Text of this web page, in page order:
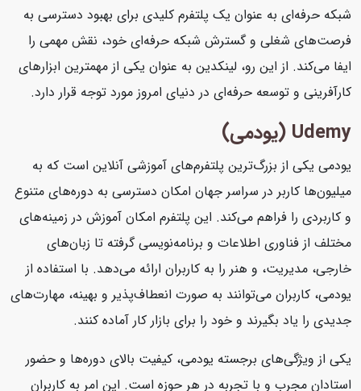
شبکه حرفه‌ای به عنوان یک پلتفرم کلیدی برای بهبود دسترسی به
فرصت‌های شغلی و گسترش شبکه حرفه‌ای خود، نقش مهمی را
ایفا می‌کند. از این رو، لینکدین به عنوان یکی از مهمترین ابزارهای
کارآفرینی و توسعه حرفه‌ای در دنیای امروز مورد توجه قرار دارد.
Udemy (یودمی)
یودمی یکی از بزرگ‌ترین پلتفرم‌های آموزشی آنلاین است که به
میلیون‌ها کاربر در سراسر جهان امکان دسترسی به دوره‌های متنوع
و کاربردی را فراهم می‌کند. این پلتفرم امکان آموزش در زمینه‌های
مختلف از فناوری اطلاعات و برنامه‌نویسی گرفته تا زبان‌های
خارجی، مدیریت، و هنر را به کاربران ارائه می‌دهد. با استفاده از
یودمی، کاربران می‌توانند به صورت انعطاف‌پذیر و بهینه، مهارت‌های
جدیدی را یاد بگیرند و خود را برای بازار کار آماده کنند.
یکی از ویژگی‌های برجسته یودمی، کیفیت بالای دوره‌ها و حضور
استادان مجرب و با تجربه در هر حوزه است. این امر به کاربران